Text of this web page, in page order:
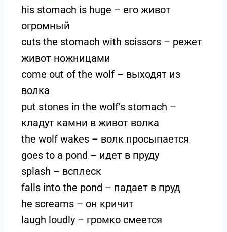
his stomach is huge – его живот
огромный
cuts the stomach with scissors – режет
живот ножницами
come out of the wolf – выходят из
волка
put stones in the wolf’s stomach –
кладут камни в живот волка
the wolf wakes – волк просыпается
goes to a pond – идет в пруду
splash – всплеск
falls into the pond – падает в пруд
he screams – он кричит
laugh loudly – громко смеется